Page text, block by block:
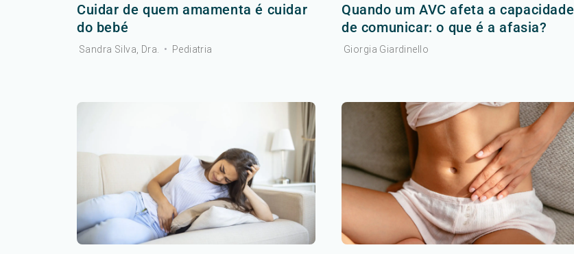
Cuidar de quem amamenta é cuidar
do bebé
Sandra Silva, Dra. • Pediatria
Quando um AVC afeta a capacidade
de comunicar: o que é a afasia?
Giorgia Giardinello